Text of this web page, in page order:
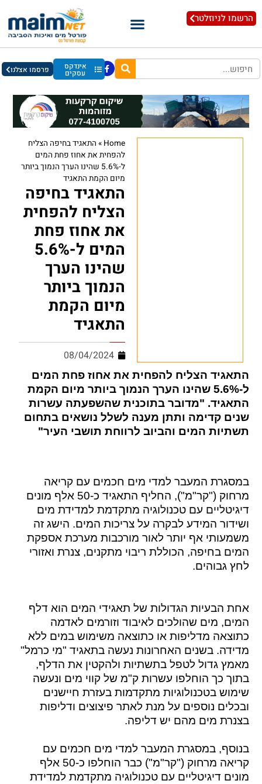
הרשמו לניוזלטר
אינדקס
עסקים פרסמו אצלנו
Home
» התאגיד בחיפה הצליח
להפחית את אחוז פחת המים
ל-5.6% שהינו הערך הנמוך ביותר
מיום הקמת התאגיד
התאגיד בחיפה
הצליח להפחית
את אחוז פחת
המים ל-5.6%
שהינו הערך
הנמוך ביותר
מיום הקמת
התאגיד
08/04/2024
התאגיד הצליח להפחית את אחוז פחת המים
ל-5.6% שהינו הערך הנמוך ביותר מיום הקמת
התאגיד. "מדובר בתוכנית שהשפעתה עשרות
שנים קדימה ותתן מענה לשלל נושאים בתחום
תשתיות המים והביוב לרווחת תושבי העיר"
במסגרת המעבר למדי מים חכמים עם קריאה
מרחוק ("קר"מ"), החליף התאגיד כ-50 אלף מונים
דיגיטליים עם טכנולוגיה מתקדמת למדידת מים
ושידור המידע לבקרה על צריכות המים. הישג זה
משמעותי אף יותר לאור מורכבות מערכת אספקת
המים בחיפה, הכוללת ריבוי מתקנים, צנרת ואזורי
לחץ גבוהים.
אחת הבעיות הגדולות של תאגידי המים הוא דלף
המים, מים שהולכים לאיבוד וזורמים לאדמה
כתוצאה מדליפות או כתוצאה משימוש במים ללא
מדידה. בשנים האחרונות נעשה בתאגיד "מי כרמל"
מאמץ גדול לטפל בתשתיות ולהקטין את הדלף,
בתוך כך הוחלפו עשרות ק"מ של קווי מים ונעשה
שימוש בטכנולוגיות מתקדמות בעזרת חיישנים
ובכלים נוספים על מנת לאתר פיצוצים ודליפות
בצנרת מים מהם יש דליפה.
בנוסף, במסגרת המעבר למדי מים חכמים עם
קריאה מרחוק ("קר"מ") כבר הוחלפו כ-50 אלף
מונים דיגיטליים עם טכנולוגיה מתקדמת למדידת